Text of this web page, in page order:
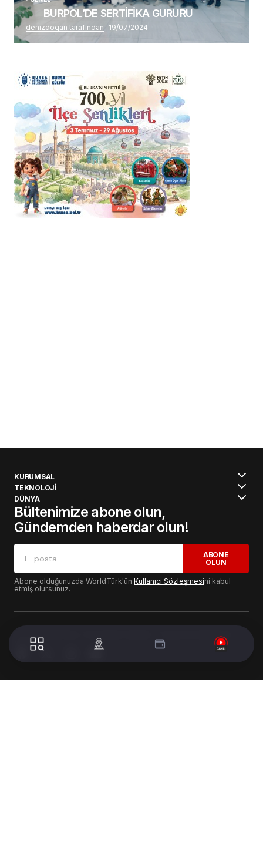
BURPOL’DE SERTİFİKA GURURU
denizdogan tarafından 19/07/2024
KURUMSAL
TEKNOLOJİ
DÜNYA
Bültenimize abone olun,
Gündemden haberdar olun!
ABONE
OLUN
Abone olduğunuzda WorldTürk'ün Kullanıcı Sözleşmesini kabul
etmiş olursunuz.
© 2024 WorldTurk. Tüm Hakları Saklıdır. - Tasarım & Geliştirme :
Volion's